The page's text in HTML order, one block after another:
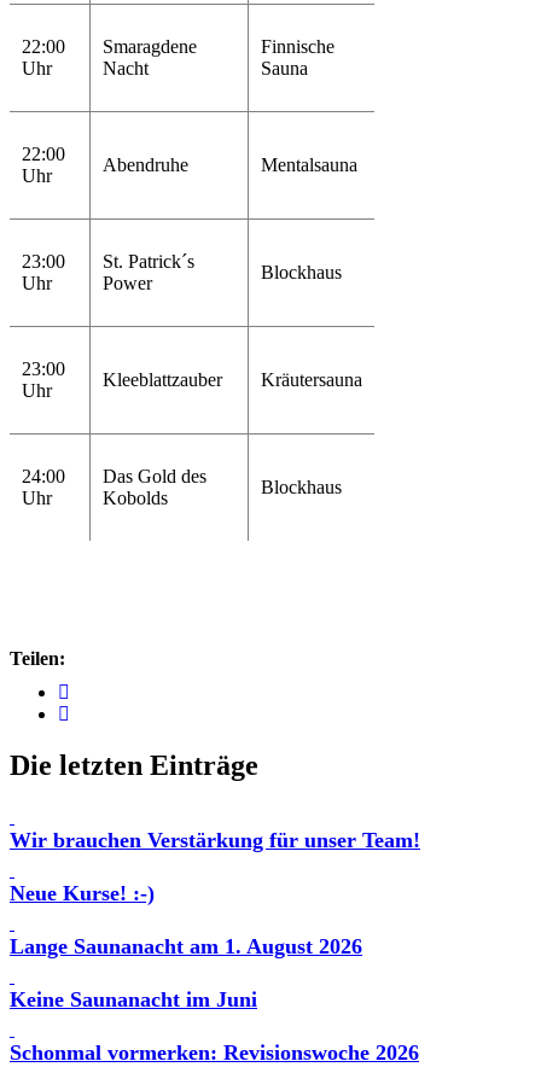
22:00
Uhr
Smaragdene
Nacht
Finnische
Sauna
22:00
Uhr
Abendruhe Mentalsauna
23:00
Uhr
St. Patrick´s
Power
Blockhaus
23:00
Uhr
Kleeblattzauber Kräutersauna
24:00
Uhr
Das Gold des
Kobolds
Blockhaus
Teilen:
Die letzten Einträge
Wir brauchen Verstärkung für unser Team!
Neue Kurse! :-)
Lange Saunanacht am 1. August 2026
Keine Saunanacht im Juni
Schonmal vormerken: Revisionswoche 2026